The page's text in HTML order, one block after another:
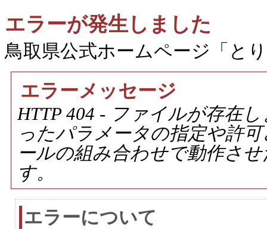
エラーが発生しました
鳥取県公式ホームページ「と
エラーメッセージ
HTTP 404 - ファイルが存在
ったパラメータの指定や許
ールの組み合わせで動作さ
す。
エラーについて